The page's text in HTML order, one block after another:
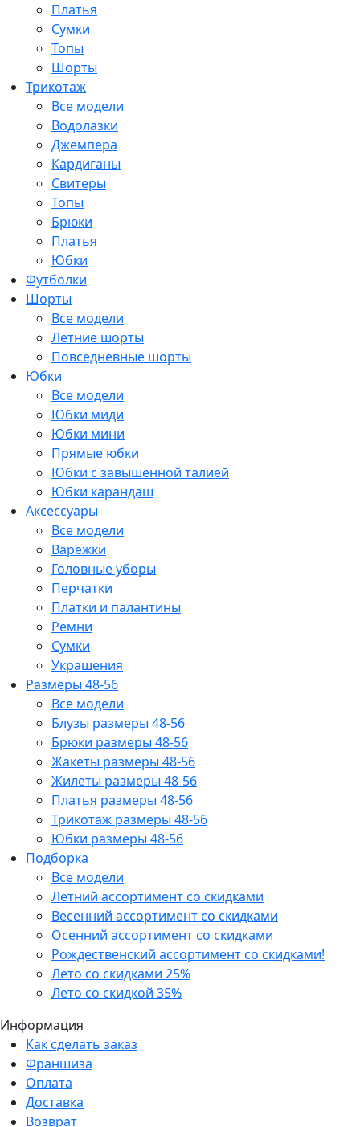
Платья
Сумки
Топы
Шорты
Трикотаж
Все модели
Водолазки
Джемпера
Кардиганы
Свитеры
Топы
Брюки
Платья
Юбки
Футболки
Шорты
Все модели
Летние шорты
Повседневные шорты
Юбки
Все модели
Юбки миди
Юбки мини
Прямые юбки
Юбки с завышенной талией
Юбки карандаш
Аксессуары
Все модели
Варежки
Головные уборы
Перчатки
Платки и палантины
Ремни
Сумки
Украшения
Размеры 48-56
Все модели
Блузы размеры 48-56
Брюки размеры 48-56
Жакеты размеры 48-56
Жилеты размеры 48-56
Платья размеры 48-56
Трикотаж размеры 48-56
Юбки размеры 48-56
Подборка
Все модели
Летний ассортимент со скидками
Весенний ассортимент со скидками
Осенний ассортимент со скидками
Рождественский ассортимент со скидками!
Лето со скидками 25%
Лето со скидкой 35%
Информация
Как сделать заказ
Франшиза
Оплата
Доставка
Возврат